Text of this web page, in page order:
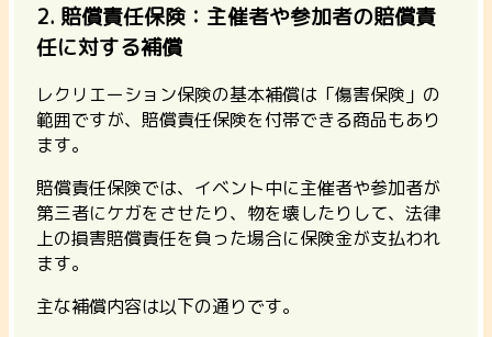
2. 賠償責任保険：主催者や参加者の賠償責
任に対する補償
レクリエーション保険の基本補償は「傷害保険」の
範囲ですが、賠償責任保険を付帯できる商品もあり
ます。
賠償責任保険では、イベント中に主催者や参加者が
第三者にケガをさせたり、物を壊したりして、法律
上の損害賠償責任を負った場合に保険金が支払われ
ます。
主な補償内容は以下の通りです。